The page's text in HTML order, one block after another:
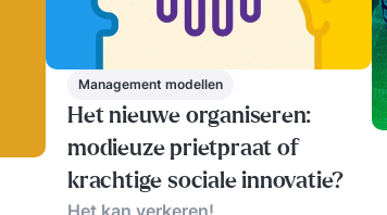
Management modellen
Het nieuwe organiseren:
modieuze prietpraat of
krachtige sociale innovatie?
Het kan verkeren!